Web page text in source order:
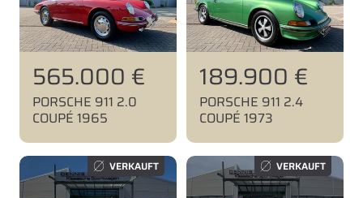
N
o
r
m
a
l
565.000 €
PORSCHE 911 2.0
COUPÉ 1965
N
o
r
m
a
l
189.900 €
PORSCHE 911 2.4
COUPÉ 1973
VERKAUFT VERKAUFT